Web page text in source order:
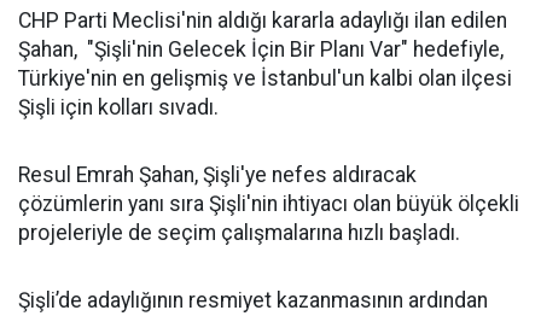
CHP Parti Meclisi'nin aldığı kararla adaylığı ilan edilen
Şahan, "Şişli'nin Gelecek İçin Bir Planı Var" hedefiyle,
Türkiye'nin en gelişmiş ve İstanbul'un kalbi olan ilçesi
Şişli için kolları sıvadı.
Resul Emrah Şahan, Şişli'ye nefes aldıracak
çözümlerin yanı sıra Şişli'nin ihtiyacı olan büyük ölçekli
projeleriyle de seçim çalışmalarına hızlı başladı.
Şişli’de adaylığının resmiyet kazanmasının ardından